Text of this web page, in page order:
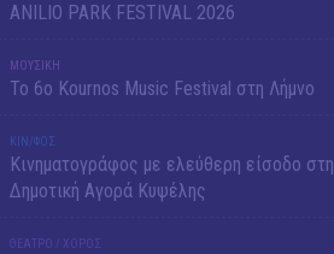
ANILIO PARK FESTIVAL 2026
ΜΟΥΣΙΚΗ
Το 6ο Kournos Music Festival στη Λήμνο
ΚΙΝ/ΦΟΣ
Κινηματογράφος με ελεύθερη είσοδο στη
Δημοτική Αγορά Κυψέλης
ΘΕΑΤΡΟ / ΧΟΡΟΣ